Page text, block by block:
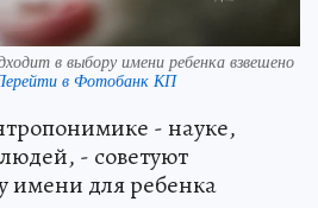
в выбору имени ребенка взвешено
в Фотобанк КП
- науке,
- советуют
имени для ребенка